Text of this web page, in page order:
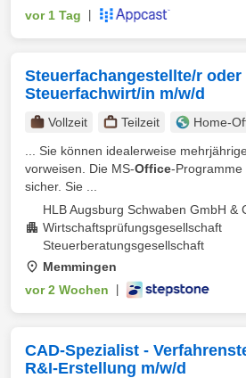
vor 1 Tag
Steuerfachangestellte/r oder
Steuerfachwirt/in m/w/d
Vollzeit Teilzeit
Home-
... Sie können idealerweise
vorweisen. Die MS-Office-Programme
sicher. Sie ...
HLB Augsburg Schwaben GmbH &
Wirtschaftsprüfungsgesellschaft
Steuerberatungsgesellschaft
Memmingen
vor 2 Wochen
CAD-Spezialist -
R&I-Erstellung m/w/d